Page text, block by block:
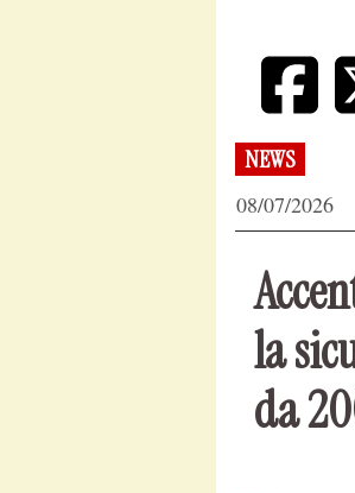
NEWS
08/07/2026
la
da